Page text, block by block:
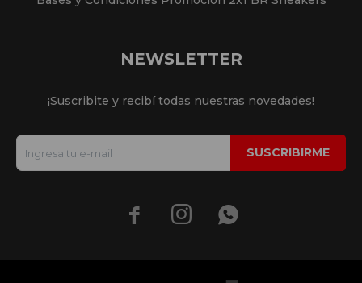
NEWSLETTER
¡Suscribite y recibí todas nuestras novedades!
SUSCRIBIRME
  